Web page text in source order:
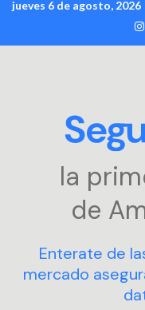
Skip
content
jueves 6 de agosto, 2026
la
de
Enterate de
mercado